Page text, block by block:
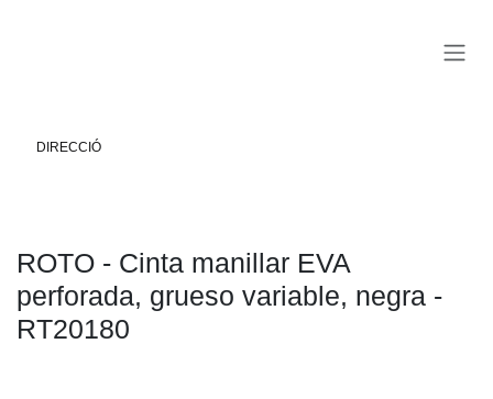
DIRECCIÓ
ROTO - Cinta manillar EVA
perforada, grueso variable, negra -
RT20180